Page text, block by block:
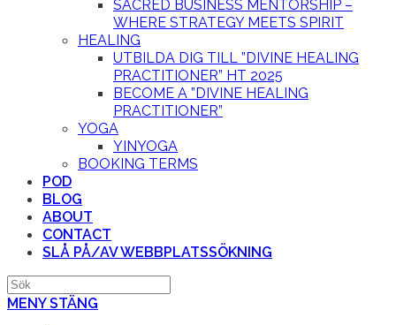
SACRED BUSINESS MENTORSHIP –
WHERE STRATEGY MEETS SPIRIT
HEALING
UTBILDA DIG TILL ”DIVINE HEALING
PRACTITIONER” HT 2025
BECOME A ”DIVINE HEALING
PRACTITIONER”
YOGA
YINYOGA
BOOKING TERMS
POD
BLOG
ABOUT
CONTACT
SLÅ PÅ/AV WEBBPLATSSÖKNING
MENY STÄNG